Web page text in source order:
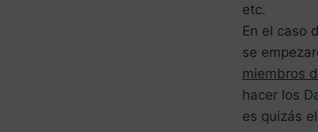
etc.
En el caso
se
miembros
hacer los
es quizás